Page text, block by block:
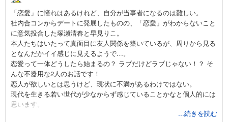
「恋愛」に憧れはあるけれど、自分が当事者になるのは難しい。
社内合コンからデートに発展したものの、「恋愛」がわからないこと
に意気投合した塚瀬清春と早見りこ。
本人たちはいたって真面目に友人関係を築いているが、周りから見る
となんだかイイ感じに見えるようで…。
恋愛って一体どうしたら始まるの？ ラブだけどラブじゃない！？ そ
んな不器用な2人のお話です！
恋人が欲しいとは思うけど、現状に不満があるわけではない。
現代を生きる若い世代が少なからず感じていることかなと個人的には
思います。
恋愛しなくても仕事に打ち込んだり、自分の趣味に没頭したり、友人
...続きを読む